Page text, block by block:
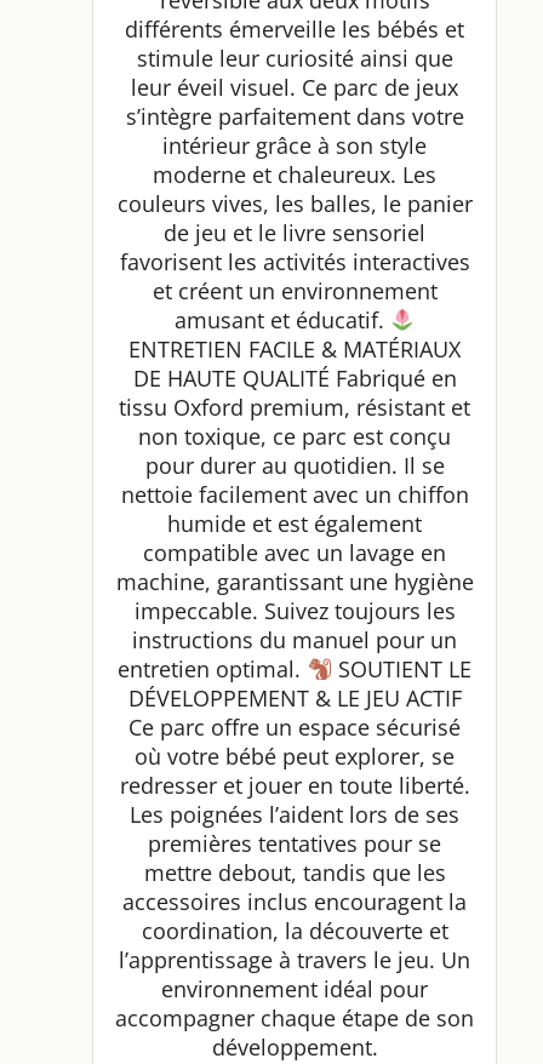
différents émerveille les bébés et
stimule leur curiosité ainsi que
leur éveil visuel. Ce parc de jeux
s’intègre parfaitement dans votre
intérieur grâce à son style
moderne et chaleureux. Les
couleurs vives, les balles, le panier
de jeu et le livre sensoriel
favorisent les activités interactives
et créent un environnement
amusant et éducatif.
ENTRETIEN FACILE & MATÉRIAUX
DE HAUTE QUALITÉ Fabriqué en
tissu Oxford premium, résistant et
non toxique, ce parc est conçu
pour durer au quotidien. Il se
nettoie facilement avec un chiffon
humide et est également
compatible avec un lavage en
machine, garantissant une hygiène
impeccable. Suivez toujours les
instructions du manuel pour un
entretien optimal.
SOUTIENT LE
DÉVELOPPEMENT & LE JEU ACTIF
Ce parc offre un espace sécurisé
où votre bébé peut explorer, se
redresser et jouer en toute liberté.
Les poignées l’aident lors de ses
premières tentatives pour se
mettre debout, tandis que les
accessoires inclus encouragent la
coordination, la découverte et
l’apprentissage à travers le jeu. Un
environnement idéal pour
accompagner chaque étape de son
développement.